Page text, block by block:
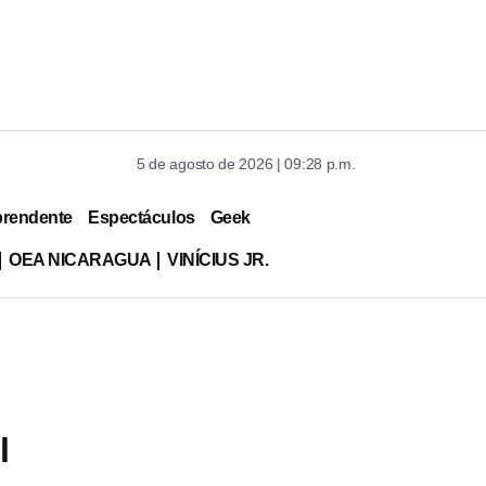
5 de agosto de 2026 | 09:28 p.m.
Espectáculos Geek
OEA NICARAGUA VINÍCIUS JR.